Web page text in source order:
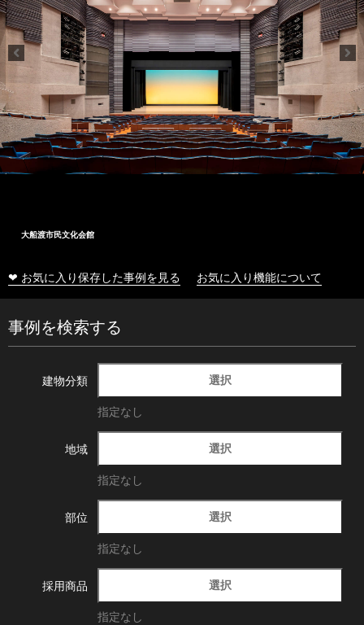
大船渡市民文化会館
❤ お気に入り保存した事例を見る お気に入り機能について
事例を検索する
建物分類 選択
指定なし
地域 選択
指定なし
部位 選択
指定なし
採用商品 選択
指定なし